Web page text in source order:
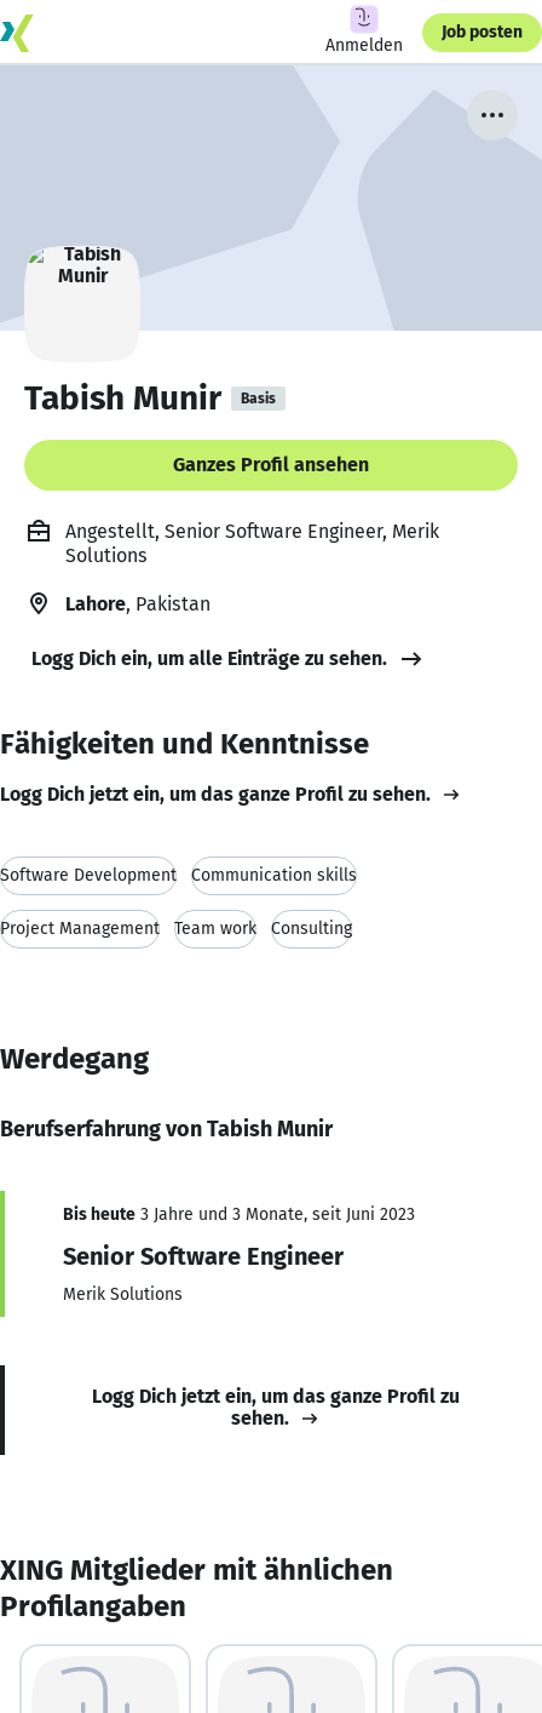
Anmelden
Job posten
Tabish Munir Basis
Ganzes Profil ansehen
Angestellt, Senior Software Engineer, Merik
Solutions
Lahore, Pakistan
Logg Dich ein, um alle Einträge zu sehen.
Fähigkeiten und Kenntnisse
Logg Dich jetzt ein, um das ganze Profil zu sehen.
Software Development Communication skills
Project Management Team work Consulting
Werdegang
Berufserfahrung von Tabish Munir
Bis heute 3 Jahre und 3 Monate, seit Juni 2023
Senior Software Engineer
Merik Solutions
Logg Dich jetzt ein, um das ganze Profil zu
sehen.
XING Mitglieder mit ähnlichen
Profilangaben